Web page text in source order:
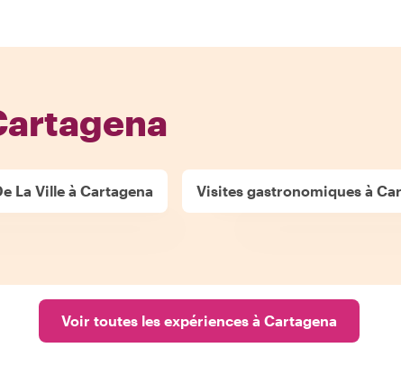
La Ville à Cartagena Visites gastronomiques à
Voir toutes les expériences à Cartagena